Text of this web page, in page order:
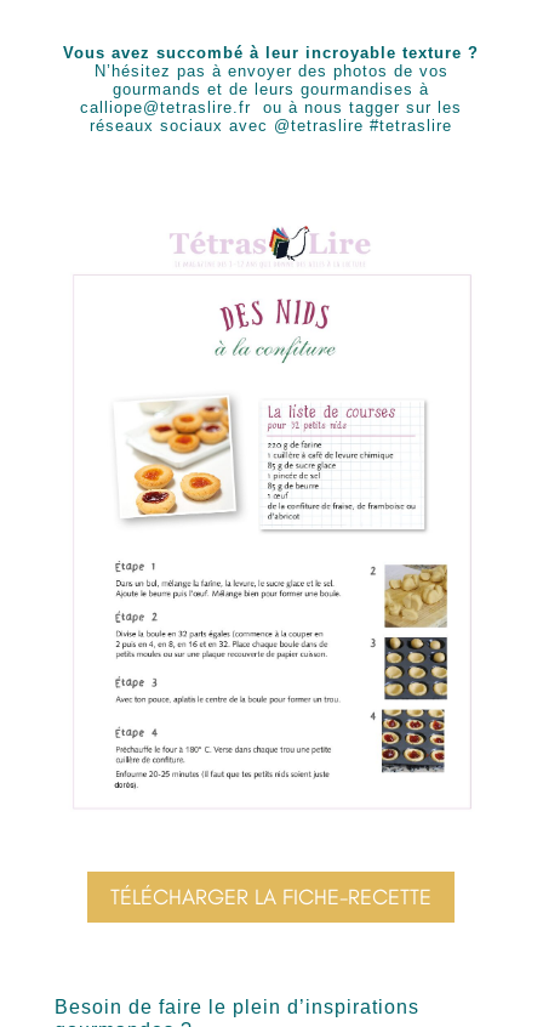
Vous avez succombé à leur incroyable texture ?
N’hésitez pas à envoyer des photos de vos
gourmands et de leurs gourmandises à
calliope@tetraslire.fr ou à nous tagger sur les
réseaux sociaux avec @tetraslire #tetraslire
TÉLÉCHARGER LA FICHE-RECETTE
Besoin de faire le plein d’inspirations